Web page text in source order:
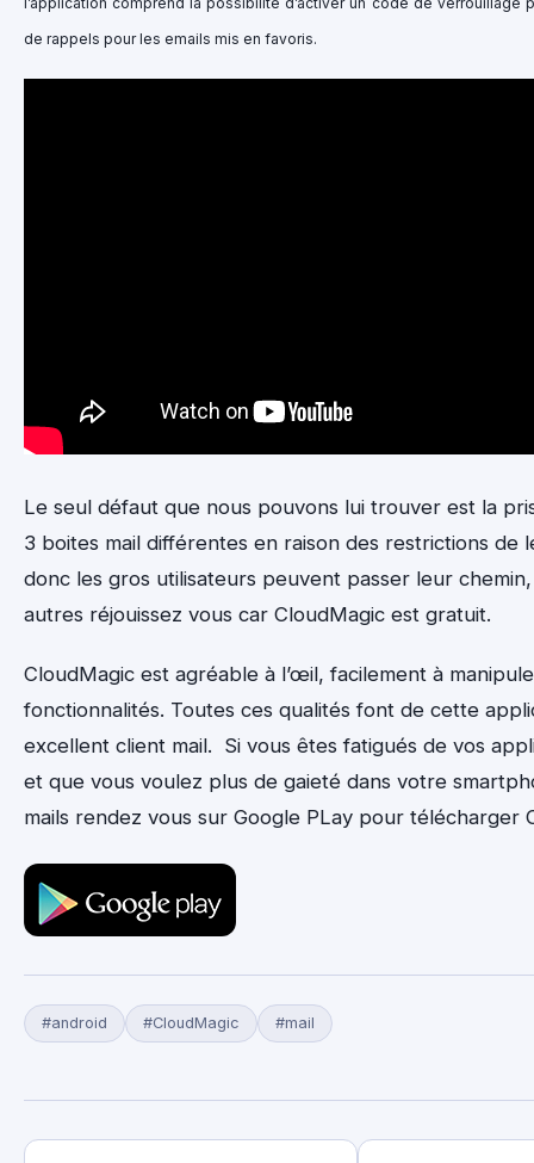
de rappels pour les emails mis en favoris.
Le seul défaut que nous pouvons lui trouver est la
3 boites mail différentes en raison des restrictions de
donc les gros utilisateurs peuvent passer leur
autres réjouissez vous car CloudMagic est gratuit.
CloudMagic est agréable à l’œil, facilement à
fonctionnalités. Toutes ces qualités font de cette
excellent client mail. Si vous êtes fatigués de vos
et que vous voulez plus de gaieté dans votre
mails rendez vous sur Google PLay pour télécharger
#android #CloudMagic #mail